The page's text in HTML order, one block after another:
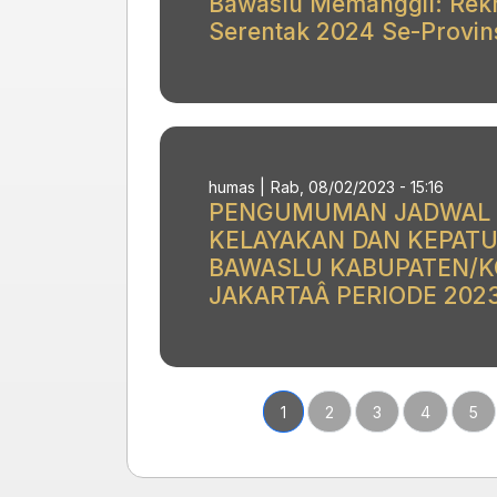
Serentak 2024 Se-
humas | Rab, 08/02/2023 - 15:16
PENGUMUMAN
KELAYAKAN DAN
BAWASLU KABUPATEN/
JAKARTAÂ PERIODE
Halaman sekarang
1 Halaman
2 Halaman
3 Halaman
4 5